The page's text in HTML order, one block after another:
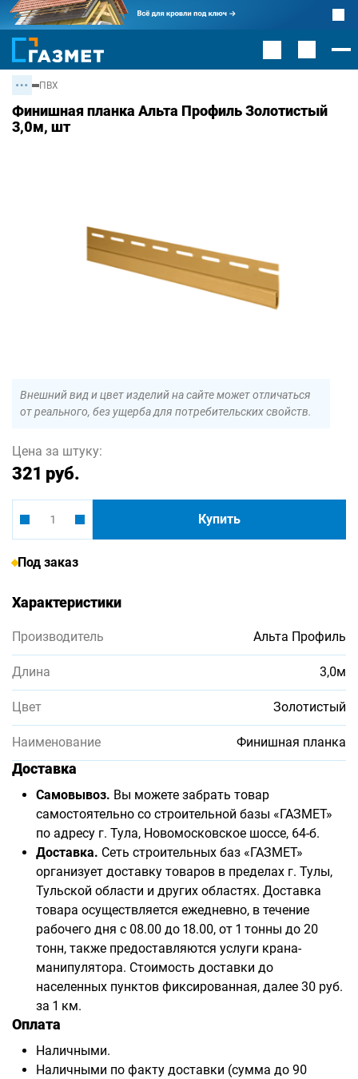
ПВХ
Финишная планка Альта Профиль Золотистый
3,0м, шт
Внешний вид и цвет изделий на сайте может отличаться
от реального, без ущерба для потребительских свойств.
Цена за штуку:
321 руб.
Купить
Под заказ
Характеристики
Производитель Альта Профиль
Длина 3,0м
Цвет Золотистый
Наименование Финишная планка
Доставка
Самовывоз. Вы можете забрать товар
самостоятельно со строительной базы «ГАЗМЕТ»
по адресу г. Тула, Новомосковское шоссе, 64-б.
Доставка. Сеть строительных баз «ГАЗМЕТ»
организует доставку товаров в пределах г. Тулы,
Тульской области и других областях. Доставка
товара осуществляется ежедневно, в течение
рабочего дня с 08.00 до 18.00, от 1 тонны до 20
тонн, также предоставляются услуги крана-
манипулятора. Стоимость доставки до
населенных пунктов фиксированная, далее 30 руб.
за 1 км.
Оплата
Наличными.
Наличными по факту доставки (сумма до 90